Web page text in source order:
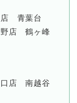
青葉台
店 鶴ヶ峰
店 南越谷